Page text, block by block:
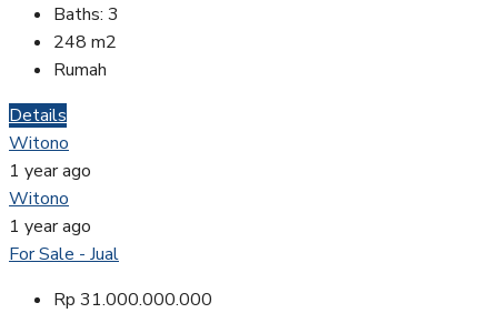
Baths: 3
248 m2
Rumah
Details
Witono
1 year ago
Witono
1 year ago
For Sale - Jual
Rp 31.000.000.000